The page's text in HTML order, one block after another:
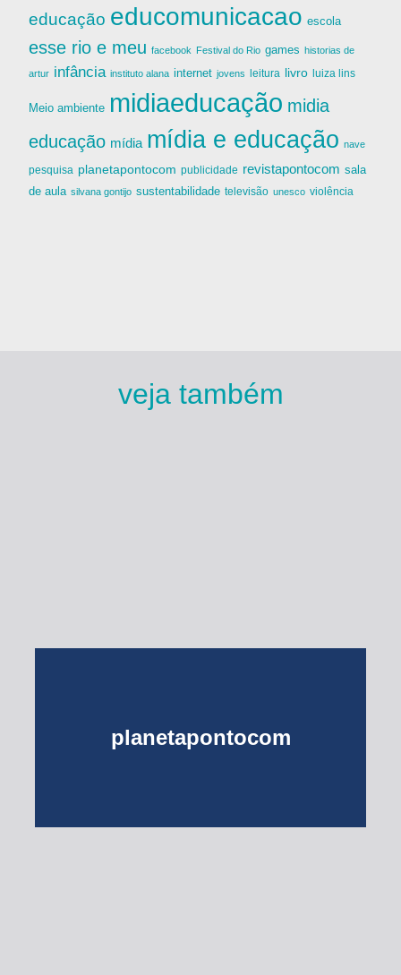
educação educomunicacao escola
esse rio e meu facebook Festival do Rio games historias de
artur infância instituto alana internet jovens leitura livro luiza lins
Meio ambiente midiaeducação midia
educação mídia mídia e educação nave
pesquisa planetapontocom publicidade revistapontocom sala
de aula silvana gontijo sustentabilidade televisão unesco violência
veja também
planetapontocom